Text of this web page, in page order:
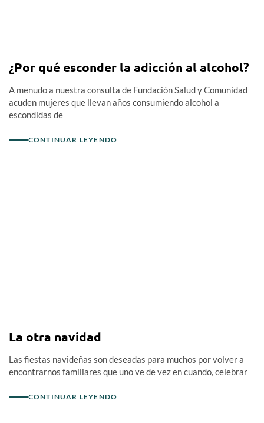
¿Por qué esconder la adicción al alcohol?
A menudo a nuestra consulta de Fundación Salud y Comunidad
acuden mujeres que llevan años consumiendo alcohol a
escondidas de
CONTINUAR LEYENDO
La otra navidad
Las fiestas navideñas son deseadas para muchos por volver a
encontrarnos familiares que uno ve de vez en cuando, celebrar
CONTINUAR LEYENDO